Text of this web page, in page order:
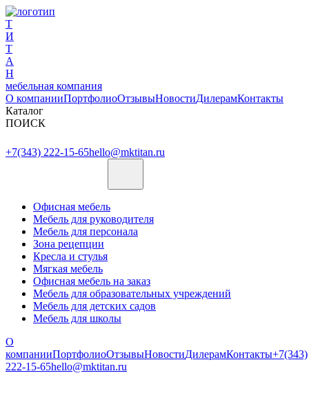
Т
И
Т
А
Н
мебельная компания
О компанииПортфолиоОтзывыНовостиДилерамКонтакты
Каталог
ПОИСК
+7(343) 222-15-65hello@mktitan.ru
Офисная мебель
Мебель для руководителя
Мебель для персонала
Зона рецепции
Кресла и стулья
Мягкая мебель
Офисная мебель на заказ
Мебель для образовательных учреждений
Мебель для детских садов
Мебель для школы
О
компанииПортфолиоОтзывыНовостиДилерамКонтакты+7(343)
222-15-65hello@mktitan.ru